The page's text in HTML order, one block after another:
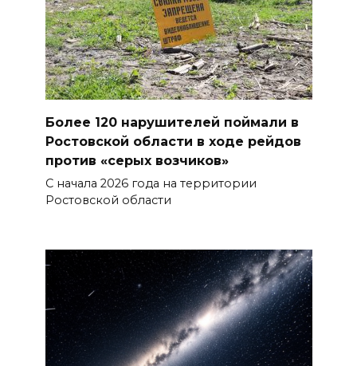
Более 120 нарушителей поймали в
Ростовской области в ходе рейдов
против «серых возчиков»
С начала 2026 года на территории
Ростовской области